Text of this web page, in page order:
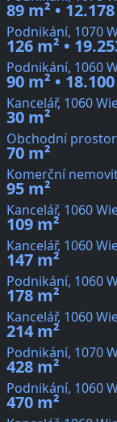
89 m² •
Podnikání, 1070
126 m² •
Podnikání, 1060
90 m² •
Kancelář, 1060
30 m²
Obchodní
70 m²
Komerční
95 m²
Kancelář, 1060
109 m²
Kancelář, 1060
147 m²
Podnikání, 1060
178 m²
Kancelář, 1060
214 m²
Podnikání, 1070
428 m²
Podnikání, 1060
470 m²